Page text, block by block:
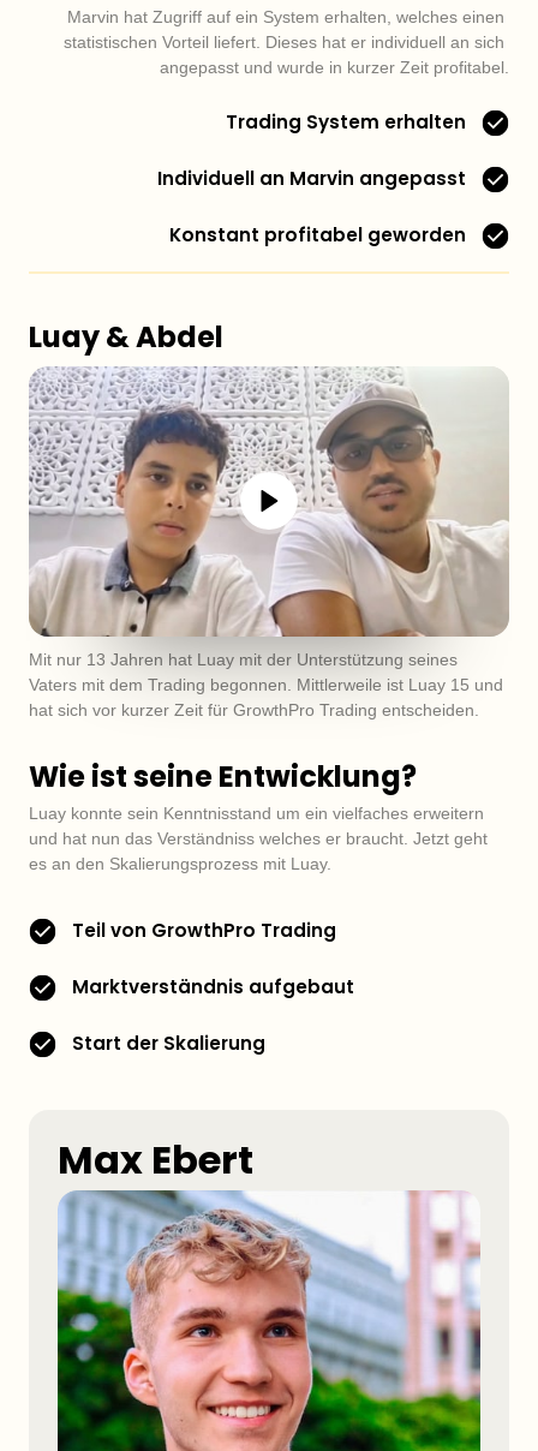
Marvin hat Zugriff auf ein System erhalten, welches einen
statistischen Vorteil liefert. Dieses hat er individuell an sich
angepasst und wurde in kurzer Zeit profitabel.
Trading System erhalten
Individuell an Marvin angepasst
Konstant profitabel geworden
Luay & Abdel
Mit nur 13 Jahren hat Luay mit der Unterstützung seines
Vaters mit dem Trading begonnen. Mittlerweile ist Luay 15 und
hat sich vor kurzer Zeit für GrowthPro Trading entscheiden.
Wie ist seine Entwicklung?
Luay konnte sein Kenntnisstand um ein vielfaches erweitern
und hat nun das Verständniss welches er braucht. Jetzt geht
es an den Skalierungsprozess mit Luay.
Teil von GrowthPro Trading
Marktverständnis aufgebaut
Start der Skalierung
Max Ebert